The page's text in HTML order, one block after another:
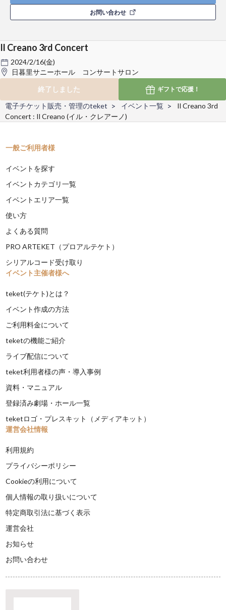
お問い合わせ
Il Creano 3rd Concert
2024/2/16(金)
日暮里サニーホール コンサートサロン
終了しました
ギフトで応援！
電子チケット販売・管理のteket イベント一覧
Il Creano 3rd
Concert : Il Creano (イル・クレアーノ)
一般ご利用者様
イベントを探す
イベントカテゴリ一覧
イベントエリア一覧
使い方
よくある質問
PRO ARTEKET（プロアルテケト）
シリアルコード受け取り
イベント主催者様へ
teket(テケト)とは？
イベント作成の方法
ご利用料金について
teketの機能ご紹介
ライブ配信について
teket利用者様の声・導入事例
資料・マニュアル
登録済み劇場・ホール一覧
teketロゴ・プレスキット（メディアキット）
運営会社情報
利用規約
プライバシーポリシー
Cookieの利用について
個人情報の取り扱いについて
特定商取引法に基づく表示
運営会社
お知らせ
お問い合わせ